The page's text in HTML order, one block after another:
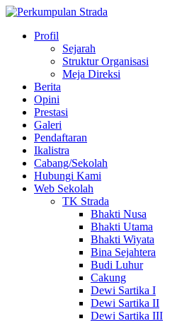
Profil
Sejarah
Struktur Organisasi
Meja Direksi
Berita
Opini
Prestasi
Galeri
Pendaftaran
Ikalistra
Cabang/Sekolah
Hubungi Kami
Web Sekolah
TK Strada
Bhakti Nusa
Bhakti Utama
Bhakti Wiyata
Bina Sejahtera
Budi Luhur
Cakung
Dewi Sartika I
Dewi Sartika II
Dewi Sartika III